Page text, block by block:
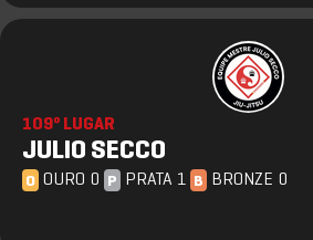
109º LUGAR
JULIO SECCO
O OURO 0 P PRATA 1 B BRONZE 0